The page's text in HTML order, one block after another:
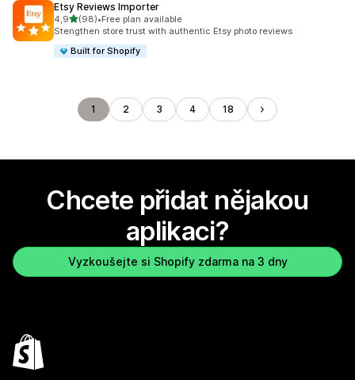
Etsy Reviews Importer
4,9z 5 hvězd
(98)
Celkový počet recenzí: 98
•Free plan available
Stengthen store trust with authentic Etsy photo reviews
Built for Shopify
1 2 3 4 18
Chcete přidat nějakou
aplikaci?
Vyzkoušejte si Shopify zdarma na 3 dny